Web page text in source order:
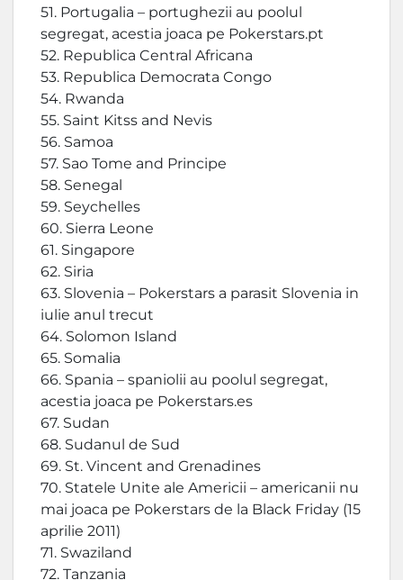
51. Portugalia – portughezii au poolul
segregat, acestia joaca pe Pokerstars.pt
52. Republica Central Africana
53. Republica Democrata Congo
54. Rwanda
55. Saint Kitss and Nevis
56. Samoa
57. Sao Tome and Principe
58. Senegal
59. Seychelles
60. Sierra Leone
61. Singapore
62. Siria
63. Slovenia – Pokerstars a parasit Slovenia in
iulie anul trecut
64. Solomon Island
65. Somalia
66. Spania – spaniolii au poolul segregat,
acestia joaca pe Pokerstars.es
67. Sudan
68. Sudanul de Sud
69. St. Vincent and Grenadines
70. Statele Unite ale Americii – americanii nu
mai joaca pe Pokerstars de la Black Friday (15
aprilie 2011)
71. Swaziland
72. Tanzania